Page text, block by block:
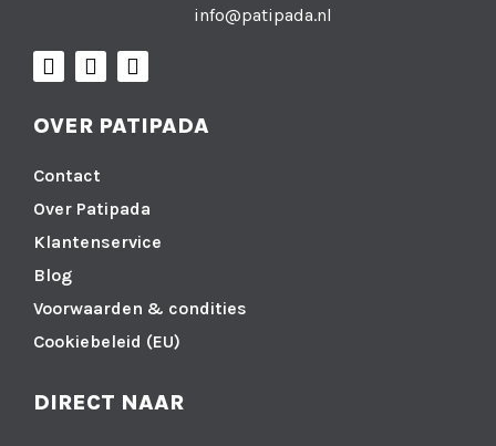
info@patipada.nl
OVER PATIPADA
Contact
Over Patipada
Klantenservice
Blog
Voorwaarden & condities
Cookiebeleid (EU)
DIRECT NAAR